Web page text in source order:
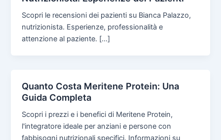
Scopri le recensioni dei pazienti su Bianca Palazzo,
nutrizionista. Esperienze, professionalità e
attenzione al paziente. […]
Quanto Costa Meritene Protein: Una
Guida Completa
Scopri i prezzi e i benefici di Meritene Protein,
l'integratore ideale per anziani e persone con
fabbisogni nutrizionali specifici. Informazioni su